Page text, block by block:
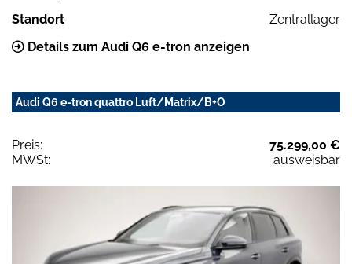
Standort
Zentrallager
Details zum Audi Q6 e-tron anzeigen
Audi Q6 e-tron quattro Luft/Matrix/B+O
Preis:
75.299,00 €
MWSt:
ausweisbar